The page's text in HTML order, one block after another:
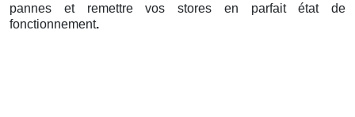
pannes et remettre vos stores en parfait état de
fonctionnement.